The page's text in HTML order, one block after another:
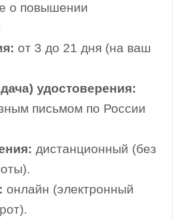
о повышении
от 3 до 21 дня (на ваш
удостоверения:
письмом по России
дистанционный (без
онлайн (электронный